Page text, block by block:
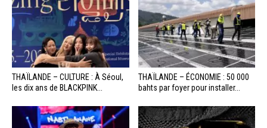
THAÏLANDE – CULTURE : À Séoul,
les dix ans de BLACKPINK...
THAÏLANDE – ÉCONOMIE : 50 000
bahts par foyer pour installer...